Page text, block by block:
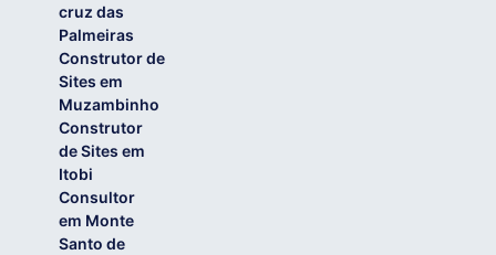
cruz das
Palmeiras
Construtor de
Sites em
Muzambinho
Construtor
de Sites em
Itobi
Consultor
em Monte
Santo de